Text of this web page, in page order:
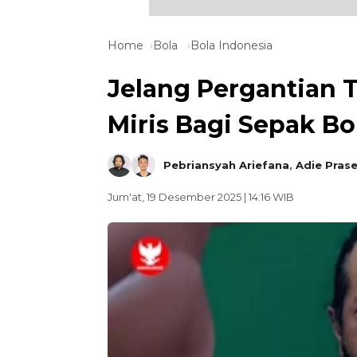
Home Bola Bola Indonesia
Jelang Pergantian
Miris Bagi Sepak
Pebriansyah Ariefana, Adie
Jum'at, 19 Desember 2025 | 14:16 WIB